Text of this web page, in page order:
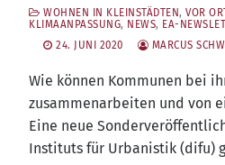
WOHNEN IN KLEINSTÄDTEN, VOR
KLIMAANPASSUNG, NEWS, EA-
24. JUNI 2020
MARCUS
Wie kön­nen Kom­mu­nen bei
zusam­men­ar­bei­ten und von
Eine neue
Insti­tuts für Urba­nis­tik (difu)